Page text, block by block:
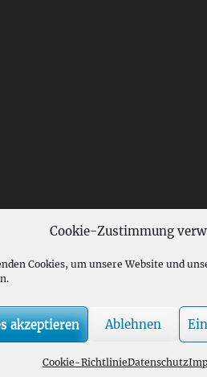
Cookie-Zustimmung
Cookies, um unsere Website und
akzeptieren Ablehnen
Cookie-RichtlinieDatenschutz
| Clean Journal vonCatch Themes